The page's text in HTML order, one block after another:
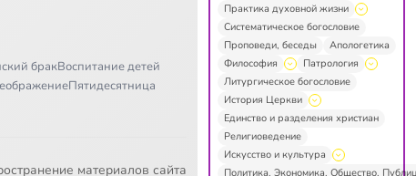
бракВоспитание детей
Пятидесятница
материалов сайта
Практика духовной жизни
Систематическое богословие
Проповеди, беседы
Апологетика
Философия
Патрология
Литургическое богословие
История Церкви
Единство и разделения христиан
Религиоведение
Искусство и культура
Политика. Экономика. Общество.